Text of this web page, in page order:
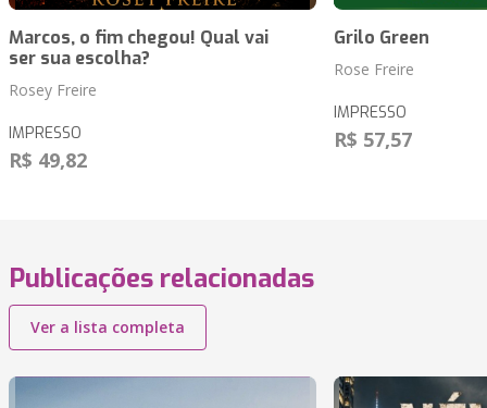
Marcos, o fim chegou! Qual vai
ser sua escolha?
Rosey Freire
IMPRESSO
R$ 49,82
Grilo Green
Rose Freire
IMPRESSO
R$ 57,57
Publicações relacionadas
Ver a lista completa